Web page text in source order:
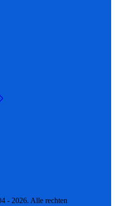
- 2026. Alle rechten